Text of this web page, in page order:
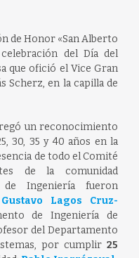
de Honor «San Alberto
del Día del
que ofició el Vice Gran
Scherz, en la capilla de
un reconocimiento
30, 35 y 40 años en la
de todo el Comité
de la comunidad
Ingeniería fueron
Gustavo Lagos Cruz-
de Ingeniería de
del Departamento
por cumplir25